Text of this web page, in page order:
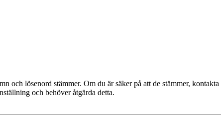
lösenord stämmer. Om du är säker på att de stämmer,
och behöver åtgärda detta.